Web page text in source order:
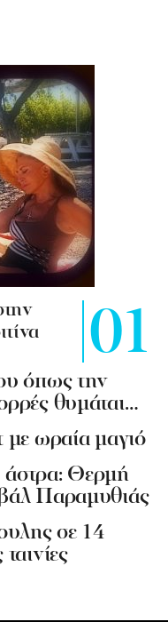
όπως την
θυμάται…
με ωραία μαγιό
άστρα: Θερμή
Παραμυθιάς
σε 14